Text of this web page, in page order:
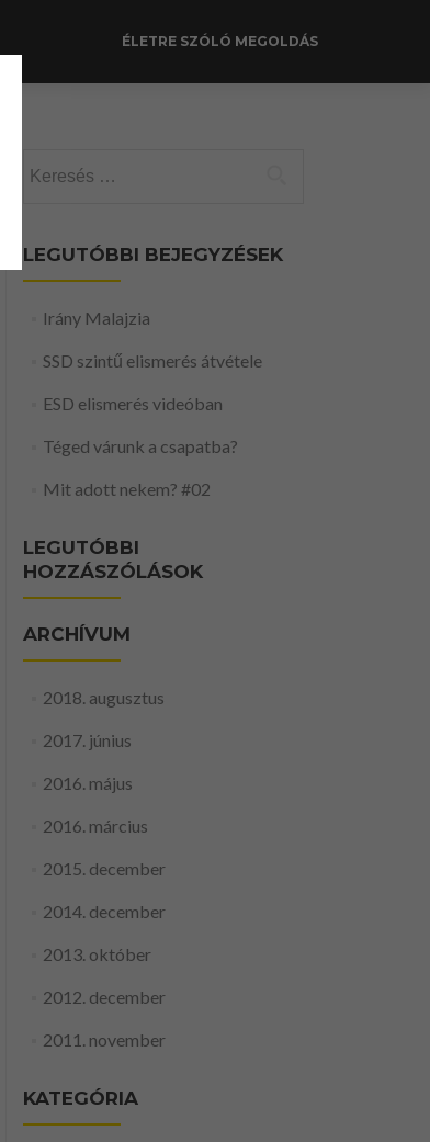
ÉLETRE SZÓLÓ MEGOLDÁS
LEGUTÓBBI BEJEGYZÉSEK
Irány Malajzia
SSD szintű elismerés átvétele
ESD elismerés videóban
Téged várunk a csapatba?
Mit adott nekem? #02
LEGUTÓBBI
HOZZÁSZÓLÁSOK
ARCHÍVUM
2018. augusztus
2017. június
2016. május
2016. március
2015. december
2014. december
2013. október
2012. december
2011. november
KATEGÓRIA